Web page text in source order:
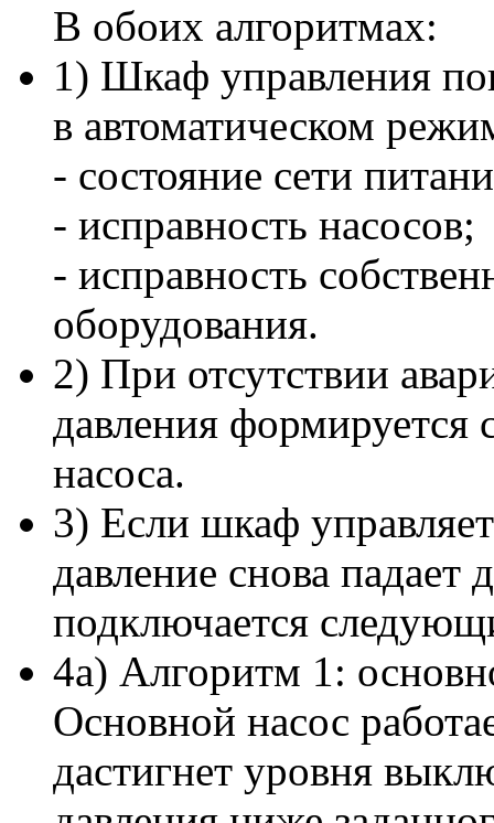
В обоих алгоритмах:
1) Шкаф управления
в автоматическом
- состояние сети
- исправность насосов;
- исправность
оборудования.
2) При отсутствии
давления формируется
насоса.
3) Если шкаф
давление снова падает
подключается
4а) Алгоритм 1:
Основной насос
дастигнет уровня